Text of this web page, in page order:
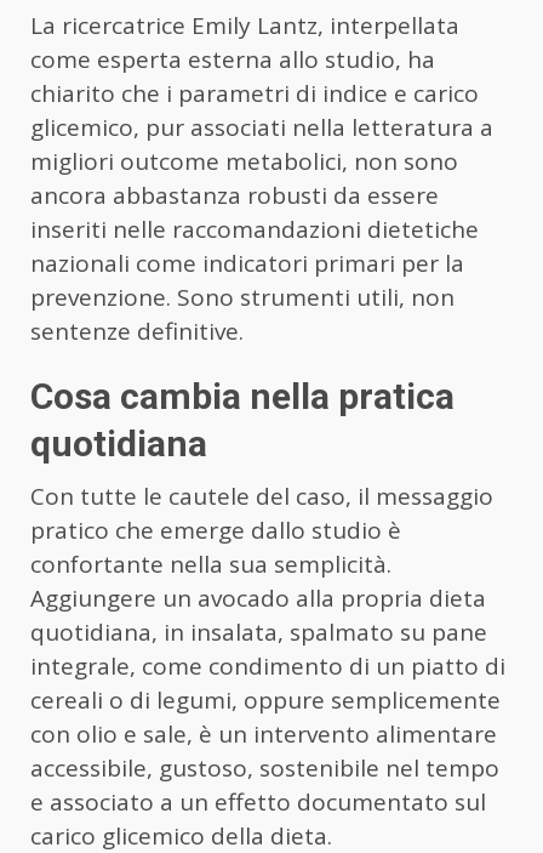
La ricercatrice Emily Lantz, interpellata
come esperta esterna allo studio, ha
chiarito che i parametri di indice e carico
glicemico, pur associati nella letteratura a
migliori outcome metabolici, non sono
ancora abbastanza robusti da essere
inseriti nelle raccomandazioni dietetiche
nazionali come indicatori primari per la
prevenzione. Sono strumenti utili, non
sentenze definitive.
Cosa cambia nella pratica
quotidiana
Con tutte le cautele del caso, il messaggio
pratico che emerge dallo studio è
confortante nella sua semplicità.
Aggiungere un avocado alla propria dieta
quotidiana, in insalata, spalmato su pane
integrale, come condimento di un piatto di
cereali o di legumi, oppure semplicemente
con olio e sale, è un intervento alimentare
accessibile, gustoso, sostenibile nel tempo
e associato a un effetto documentato sul
carico glicemico della dieta.